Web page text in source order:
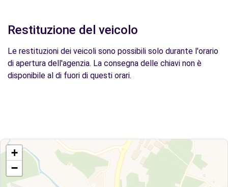
Restituzione del veicolo
Le restituzioni dei veicoli sono possibili solo durante l'orario
di apertura dell'agenzia. La consegna delle chiavi non è
disponibile al di fuori di questi orari.
+
−